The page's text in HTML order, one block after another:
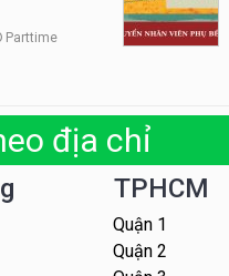
Parttime
địa chỉ
TPHCM
Quận 1
Quận 2